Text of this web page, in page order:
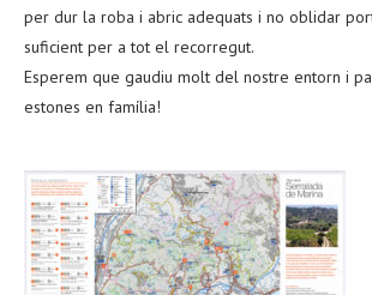
per dur la roba i abric adequats i no oblidar
suficient per a tot el recorregut.
Esperem que gaudiu molt del nostre entorn i
estones en família!